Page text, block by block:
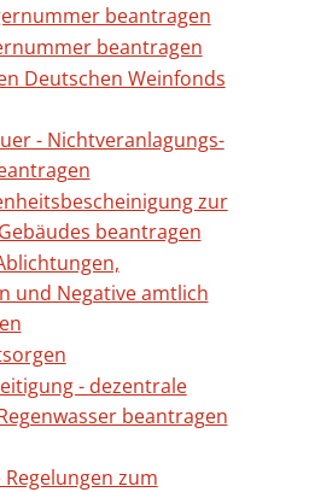
beantragen
beantragen
Deutschen Weinfonds
- Nichtveranlagungs-
zur
beantragen
und Negative amtlich
- dezentrale
beantragen
zum